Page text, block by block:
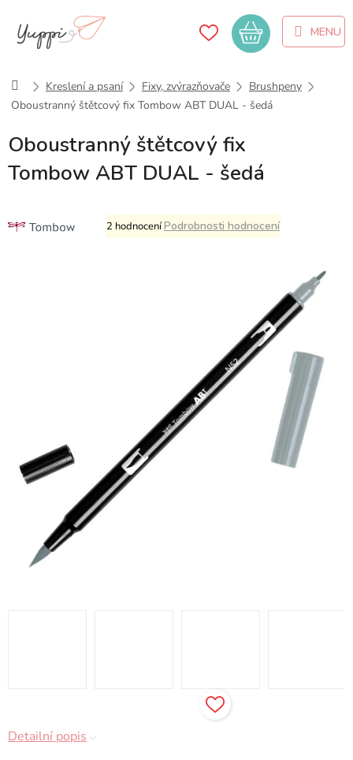
obsah
Nákupní
košík
DomůKreslení a psaní Fixy, zvýrazňovače
Brushpeny
Oboustranný štětcový fix Tombow ABT DUAL - šedá
Oboustranný štětcový fix
Tombow ABT DUAL - šedá
Průměrné
hodnocení
2 hodnoceníPodrobnosti hodnocení
Detailní popis